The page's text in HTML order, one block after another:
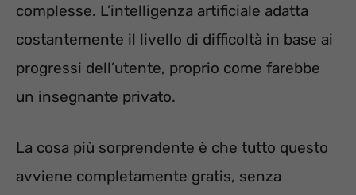
complesse. L’intelligenza artificiale adatta
costantemente il livello di difficoltà in base ai
progressi dell’utente, proprio come farebbe
un insegnante privato.
La cosa più sorprendente è che tutto questo
avviene completamente gratis, senza